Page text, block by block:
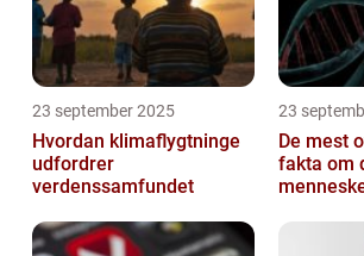
23 september 2025
Hvordan klimaflygtninge
udfordrer
verdenssamfundet
23
De mest
fakta om